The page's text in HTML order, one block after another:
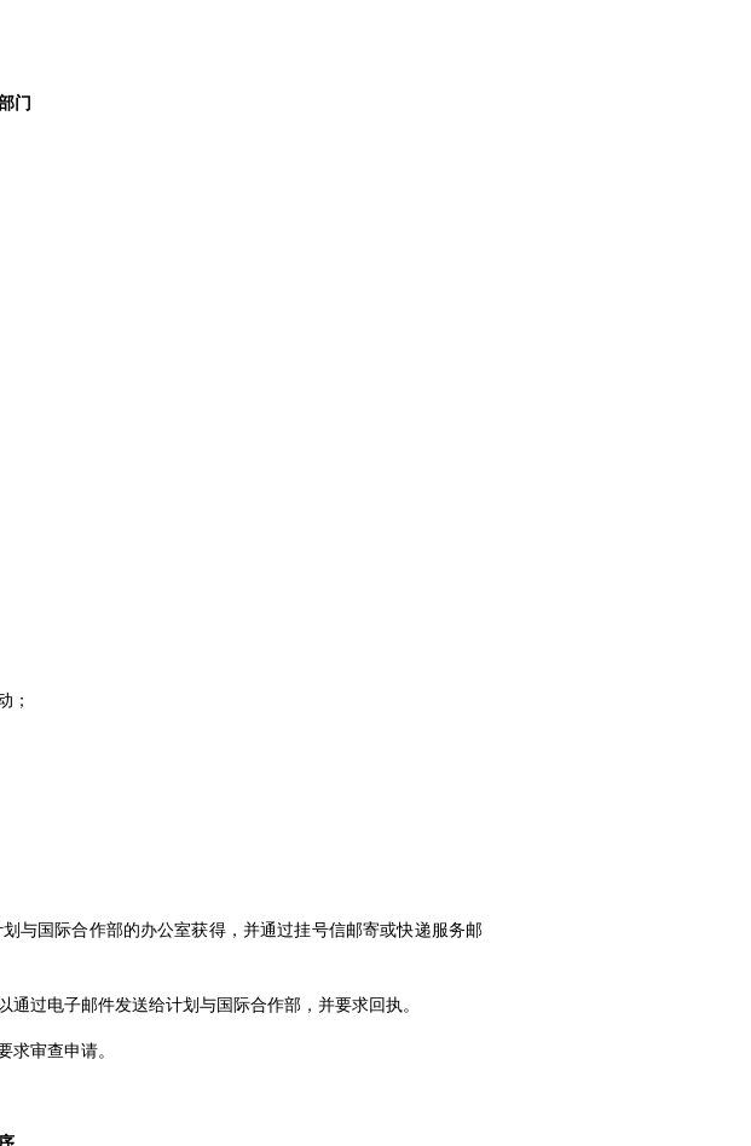
门
；
与国际合作部的办公室获得，并通过挂号信邮寄或快递服务邮
过电子邮件发送给计划与国际合作部，并要求回执。
求审查申请。